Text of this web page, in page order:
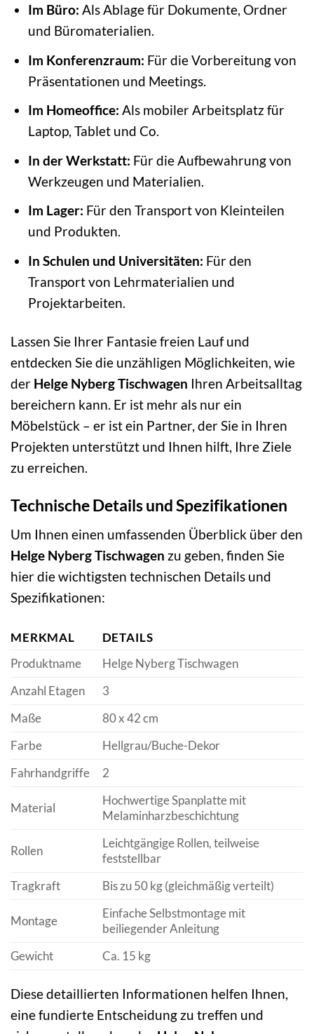
Im Büro: Als Ablage für Dokumente, Ordner
und Büromaterialien.
Im Konferenzraum: Für die Vorbereitung von
Präsentationen und Meetings.
Im Homeoffice: Als mobiler Arbeitsplatz für
Laptop, Tablet und Co.
In der Werkstatt: Für die Aufbewahrung von
Werkzeugen und Materialien.
Im Lager: Für den Transport von Kleinteilen
und Produkten.
In Schulen und Universitäten: Für den
Transport von Lehrmaterialien und
Projektarbeiten.
Lassen Sie Ihrer Fantasie freien Lauf und
entdecken Sie die unzähligen Möglichkeiten, wie
der Helge Nyberg Tischwagen Ihren Arbeitsalltag
bereichern kann. Er ist mehr als nur ein
Möbelstück – er ist ein Partner, der Sie in Ihren
Projekten unterstützt und Ihnen hilft, Ihre Ziele
zu erreichen.
Technische Details und Spezifikationen
Um Ihnen einen umfassenden Überblick über den
Helge Nyberg Tischwagen zu geben, finden Sie
hier die wichtigsten technischen Details und
Spezifikationen:
MERKMAL
DETAILS
Produktname
Helge Nyberg Tischwagen
Anzahl Etagen
3
Maße
80 x 42 cm
Farbe
Hellgrau/Buche-Dekor
Fahrhandgriffe
2
Material
Hochwertige Spanplatte mit
Melaminharzbeschichtung
Rollen
Leichtgängige Rollen, teilweise
feststellbar
Tragkraft
Bis zu 50 kg (gleichmäßig verteilt)
Montage
Einfache Selbstmontage mit
beiliegender Anleitung
Gewicht
Ca. 15 kg
Diese detaillierten Informationen helfen Ihnen,
eine fundierte Entscheidung zu treffen und